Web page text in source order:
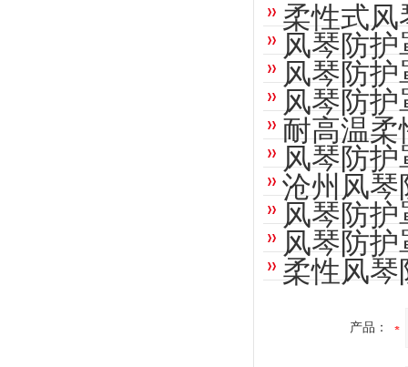
柔性式风
风琴防护
风琴防护
风琴防护
耐高温柔
风琴防护
沧州风琴
风琴防护
风琴防护
柔性风琴
产品：